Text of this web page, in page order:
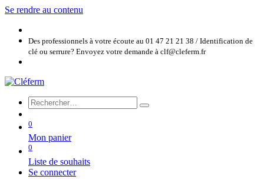
Se rendre au contenu
Des professionnels à votre écoute au 01 47 21 21 38 / Identification de
clé ou serrure? Envoyez votre demande à clf@cleferm.fr
0
Mon panier
0
Liste de souhaits
Se connecter